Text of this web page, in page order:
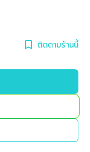
ติดตามร้านนี้